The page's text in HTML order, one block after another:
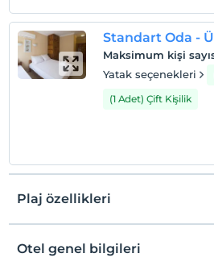
Çocuklar
2 yaşına kadar olan bebekler
Her bir oda için 6 yaşına kadar 1
Standart Oda -
Maksimum kişi
Yatak seçenekleri
(1 Adet) Çift Kişilik
Plaj özellikleri
Plaja
Otel genel bilgileri